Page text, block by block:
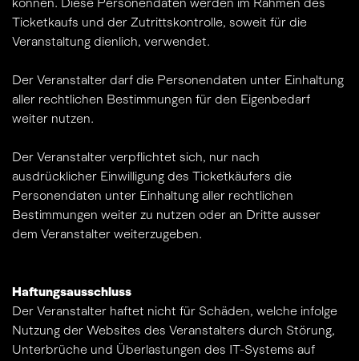
können. Diese Personendaten werden im Rahmen des
Ticketkaufs und der Zutrittskontrolle, soweit für die
Veranstaltung dienlich, verwendet.
Der Veranstalter darf die Personendaten unter Einhaltung
aller rechtlichen Bestimmungen für den Eigenbedarf
weiter nutzen.
Der Veranstalter verpflichtet sich, nur nach
ausdrücklicher Einwilligung des Ticketkäufers die
Personendaten unter Einhaltung aller rechtlichen
Bestimmungen weiter zu nutzen oder an Dritte ausser
dem Veranstalter weiterzugeben.
Haftungsausschluss
Der Veranstalter haftet nicht für Schäden, welche infolge
Nutzung der Websites des Veranstalters durch Störung,
Unterbrüche und Überlastungen des IT-Systems auf